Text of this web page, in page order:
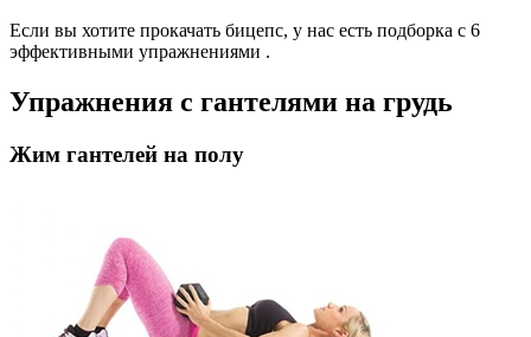
Если вы хотите прокачать бицепс, у нас есть подборка с 6
эффективными упражнениями .
Упражнения с гантелями на грудь
Жим гантелей на полу